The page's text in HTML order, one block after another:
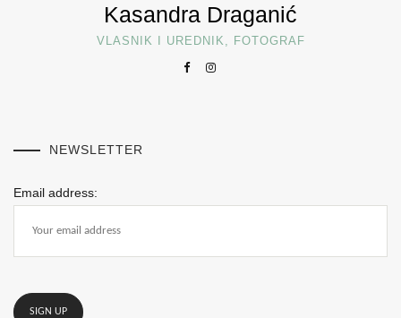
Kasandra Draganić
VLASNIK I UREDNIK, FOTOGRAF
NEWSLETTER
Email address: